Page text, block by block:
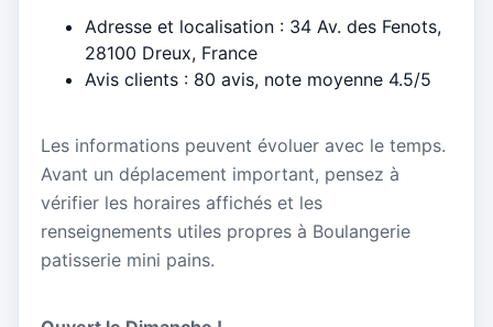
Adresse et localisation : 34 Av. des Fenots,
28100 Dreux, France
Avis clients : 80 avis, note moyenne 4.5/5
Les informations peuvent évoluer avec le temps.
Avant un déplacement important, pensez à
vérifier les horaires affichés et les
renseignements utiles propres à Boulangerie
patisserie mini pains.